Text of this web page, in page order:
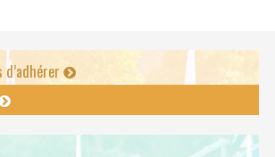
d’adhérer